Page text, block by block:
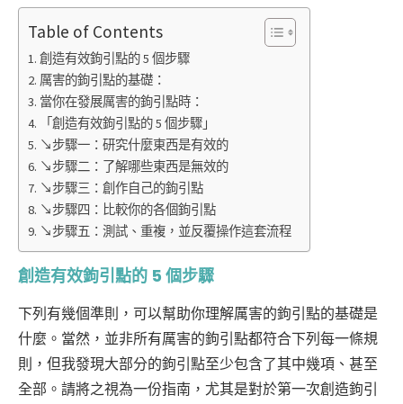
Table of Contents
創造有效鉤引點的 5 個步驟
厲害的鉤引點的基礎：
當你在發展厲害的鉤引點時：
「創造有效鉤引點的 5 個步驟」
↘步驟一：研究什麼東西是有效的
↘步驟二：了解哪些東西是無效的
↘步驟三：創作自己的鉤引點
↘步驟四：比較你的各個鉤引點
↘步驟五：測試、重複，並反覆操作這套流程
創造有效鉤引點的 5 個步驟
下列有幾個準則，可以幫助你理解厲害的鉤引點的基礎是
什麼。當然，並非所有厲害的鉤引點都符合下列每一條規
則，但我發現大部分的鉤引點至少包含了其中幾項、甚至
全部。請將之視為一份指南，尤其是對於第一次創造鉤引